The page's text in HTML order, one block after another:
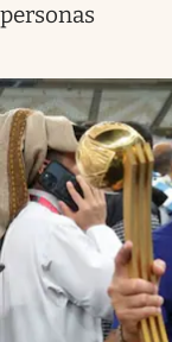
personas